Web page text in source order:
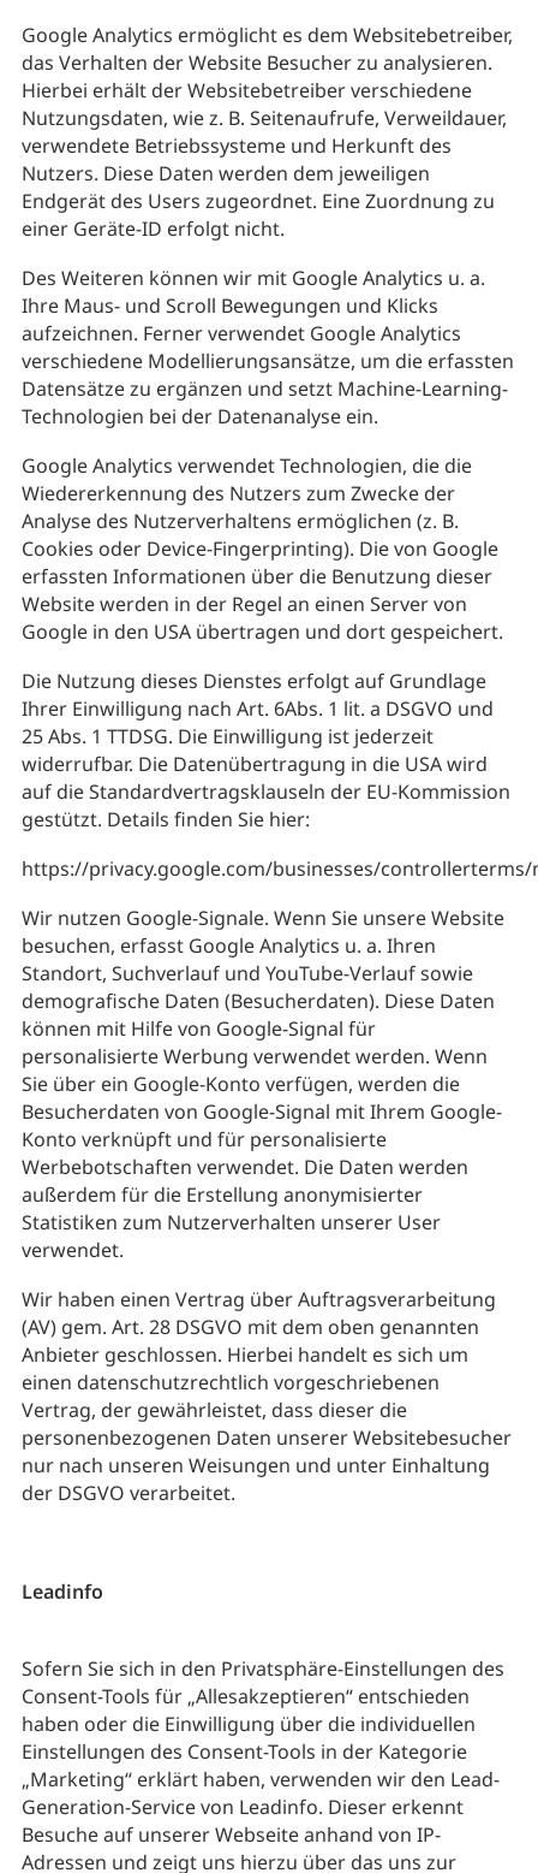
Google Analytics ermöglicht es dem Websitebetreiber,
das Verhalten der Website Besucher zu analysieren.
Hierbei erhält der Websitebetreiber verschiedene
Nutzungsdaten, wie z. B. Seitenaufrufe, Verweildauer,
verwendete Betriebssysteme und Herkunft des
Nutzers. Diese Daten werden dem jeweiligen
Endgerät des Users zugeordnet. Eine Zuordnung zu
einer Geräte-ID erfolgt nicht.
Des Weiteren können wir mit Google Analytics u. a.
Ihre Maus- und Scroll Bewegungen und Klicks
aufzeichnen. Ferner verwendet Google Analytics
verschiedene Modellierungsansätze, um die erfassten
Datensätze zu ergänzen und setzt Machine-Learning-
Technologien bei der Datenanalyse ein.
Google Analytics verwendet Technologien, die die
Wiedererkennung des Nutzers zum Zwecke der
Analyse des Nutzerverhaltens ermöglichen (z. B.
Cookies oder Device-Fingerprinting). Die von Google
erfassten Informationen über die Benutzung dieser
Website werden in der Regel an einen Server von
Google in den USA übertragen und dort gespeichert.
Die Nutzung dieses Dienstes erfolgt auf Grundlage
Ihrer Einwilligung nach Art. 6Abs. 1 lit. a DSGVO und
25 Abs. 1 TTDSG. Die Einwilligung ist jederzeit
widerrufbar. Die Datenübertragung in die USA wird
auf die Standardvertragsklauseln der EU-Kommission
gestützt. Details finden Sie hier:
https://privacy.google.com/businesses/controllerterms/
Wir nutzen Google-Signale. Wenn Sie unsere Website
besuchen, erfasst Google Analytics u. a. Ihren
Standort, Suchverlauf und YouTube-Verlauf sowie
demografische Daten (Besucherdaten). Diese Daten
können mit Hilfe von Google-Signal für
personalisierte Werbung verwendet werden. Wenn
Sie über ein Google-Konto verfügen, werden die
Besucherdaten von Google-Signal mit Ihrem Google-
Konto verknüpft und für personalisierte
Werbebotschaften verwendet. Die Daten werden
außerdem für die Erstellung anonymisierter
Statistiken zum Nutzerverhalten unserer User
verwendet.
Wir haben einen Vertrag über Auftragsverarbeitung
(AV) gem. Art. 28 DSGVO mit dem oben genannten
Anbieter geschlossen. Hierbei handelt es sich um
einen datenschutzrechtlich vorgeschriebenen
Vertrag, der gewährleistet, dass dieser die
personenbezogenen Daten unserer Websitebesucher
nur nach unseren Weisungen und unter Einhaltung
der DSGVO verarbeitet.
Leadinfo
Sofern Sie sich in den Privatsphäre-Einstellungen des
Consent-Tools für „Allesakzeptieren“ entschieden
haben oder die Einwilligung über die individuellen
Einstellungen des Consent-Tools in der Kategorie
„Marketing“ erklärt haben, verwenden wir den Lead-
Generation-Service von Leadinfo. Dieser erkennt
Besuche auf unserer Webseite anhand von IP-
Adressen und zeigt uns hierzu über das uns zur